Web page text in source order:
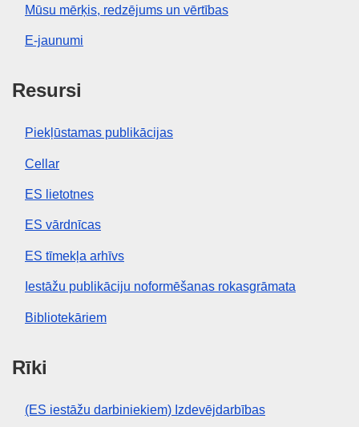
Mūsu mērķis, redzējums un vērtības
E-jaunumi
Resursi
Piekļūstamas publikācijas
Cellar
ES lietotnes
ES vārdnīcas
ES tīmekļa arhīvs
Iestāžu publikāciju noformēšanas rokasgrāmata
Bibliotekāriem
Rīki
(ES iestāžu darbiniekiem) Izdevējdarbības